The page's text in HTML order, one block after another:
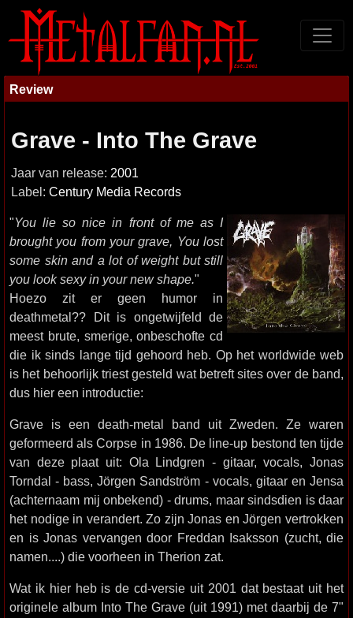
Review
Grave - Into The Grave
Jaar van release: 2001
Label: Century Media Records
"You lie so nice in front of me as I
brought you from your grave, You lost
some skin and a lot of weight but still
you look sexy in your new shape."
Hoezo zit er geen humor in
deathmetal?? Dit is ongetwijfeld de
meest brute, smerige, onbeschofte cd
die ik sinds lange tijd gehoord heb. Op het worldwide web
is het behoorlijk triest gesteld wat betreft sites over de band,
dus hier een introductie:
Grave is een death-metal band uit Zweden. Ze waren
geformeerd als Corpse in 1986. De line-up bestond ten tijde
van deze plaat uit: Ola Lindgren - gitaar, vocals, Jonas
Torndal - bass, Jörgen Sandström - vocals, gitaar en Jensa
(achternaam mij onbekend) - drums, maar sindsdien is daar
het nodige in verandert. Zo zijn Jonas en Jörgen vertrokken
en is Jonas vervangen door Freddan Isaksson (zucht, die
namen....) die voorheen in Therion zat.
Wat ik hier heb is de cd-versie uit 2001 dat bestaat uit het
originele album Into The Grave (uit 1991) met daarbij de 7"